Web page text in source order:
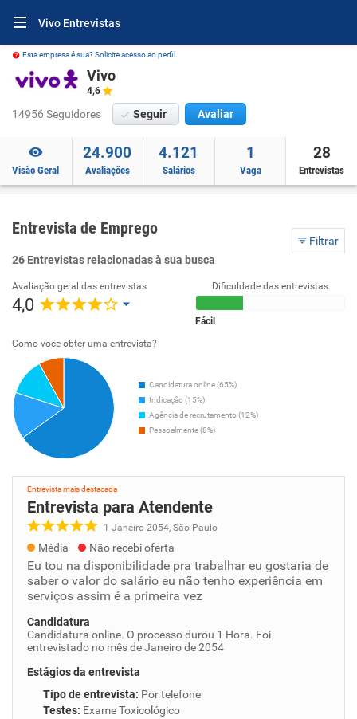
Vivo Entrevistas
Esta empresa é sua? Solicite acesso ao perfil.
Vivo
4,6
14956 Seguidores Seguir Avaliar
Visão Geral
24.900
Avaliações
4.121
Salários
1
Vaga
28
Entrevistas
Entrevista de Emprego
Filtrar
26 Entrevistas relacionadas à sua busca
Avaliação geral das entrevistas
4,0
Dificuldade das entrevistas
Fácil
Como voce obter uma entrevista?
Candidatura online (65%)
Indicação (15%)
Agência de recrutamento (12%)
Pessoalmente (8%)
Entrevista mais destacada
Entrevista para Atendente
1 Janeiro 2054, São Paulo
Média Não recebi oferta
Eu tou na disponibilidade pra trabalhar eu gostaria de
saber o valor do salário eu não tenho experiência em
serviços assim é a primeira vez
Candidatura
Candidatura online. O processo durou 1 Hora. Foi
entrevistado no mês de Janeiro de 2054
Estágios da entrevista
Tipo de entrevista: Por telefone
Testes: Exame Toxicológico